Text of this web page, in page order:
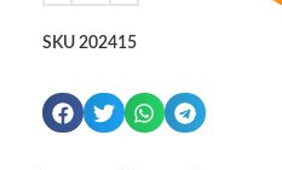
SKU 202415